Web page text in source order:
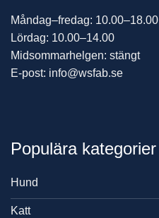
Måndag–fredag: 10.00–18.00
Lördag: 10.00–14.00
Midsommarhelgen: stängt
E-post: info@wsfab.se
Populära kategorier
Hund
Katt